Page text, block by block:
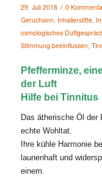
29. Juli 2018 / 0
Geruchsinn, Inhalierstifte,
osmologisches
Stimmung beeinflussen,
Pfefferminze,
der Luft
Hilfe bei Tinnitus
Das ätherische Öl
echte Wohltat.
Ihre kühle Harmonie
launenhaft und
einem.